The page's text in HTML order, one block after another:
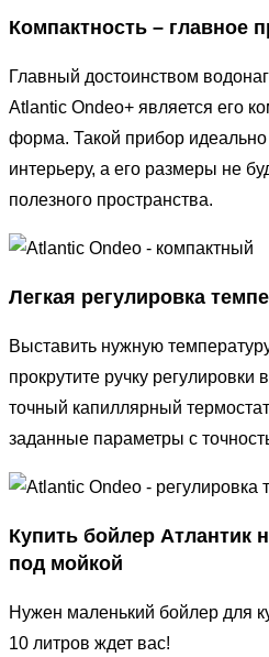
Компактность – главное
Главный достоинством
Atlantic Ondeo+ является его
форма. Такой прибор
интерьеру, а его размеры не
полезного пространства.
Легкая регулировка
Выставить нужную
прокрутите ручку регулировки
точный капиллярный
заданные параметры с
Купить бойлер Атлантик
под мойкой
Нужен маленький бойлер для
10 литров ждет вас!